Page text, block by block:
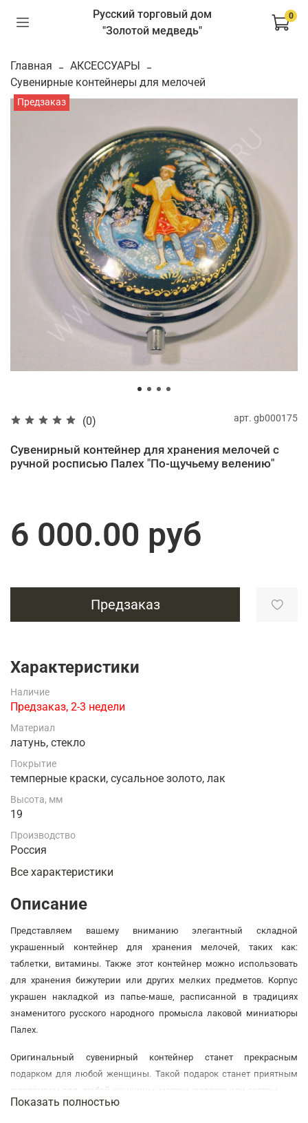
Русский торговый дом
"Золотой медведь"
0
Главная
АКСЕССУАРЫ
Сувенирные контейнеры для мелочей
Предзаказ
(0) арт. gb000175
Сувенирный контейнер для хранения мелочей с
ручной росписью Палех "По-щучьему велению"
6 000.00 руб
Предзаказ
Характеристики
Наличие
Предзаказ, 2-3 недели
Материал
латунь, стекло
Покрытие
темперные краски, сусальное золото, лак
Высота, мм
19
Производство
Россия
Все характеристики
Описание
Представляем вашему вниманию элегантный складной
украшенный контейнер для хранения мелочей, таких как:
таблетки, витамины.Также этот контейнер можно использовать
для хранения бижутерии или других мелких предметов. Корпус
украшен накладкой из папье-маше, расписанной в традициях
знаменитого русского народного промысла лаковой миниатюры
Палех.
Оригинальный сувенирный контейнер станет прекрасным
подарком для любой женщины. Такой подарок станет приятным
сюрпризом для любой женщины: матери, подруги или сестры.
Показать полностью